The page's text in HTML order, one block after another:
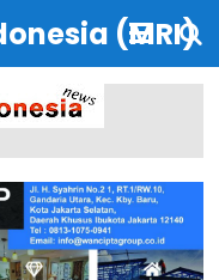
(MRI)